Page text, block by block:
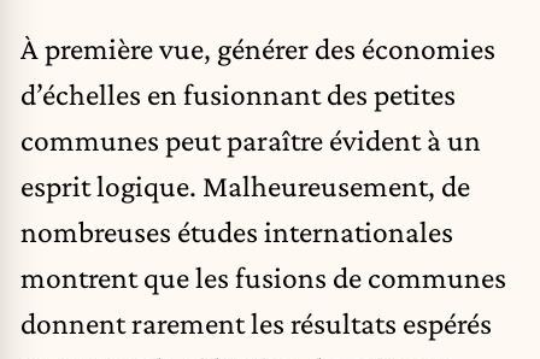
À première vue, générer des économies
d’échelles en fusionnant des petites
communes peut paraître évident à un
esprit logique. Malheureusement, de
nombreuses études internationales
montrent que les fusions de communes
donnent rarement les résultats espérés